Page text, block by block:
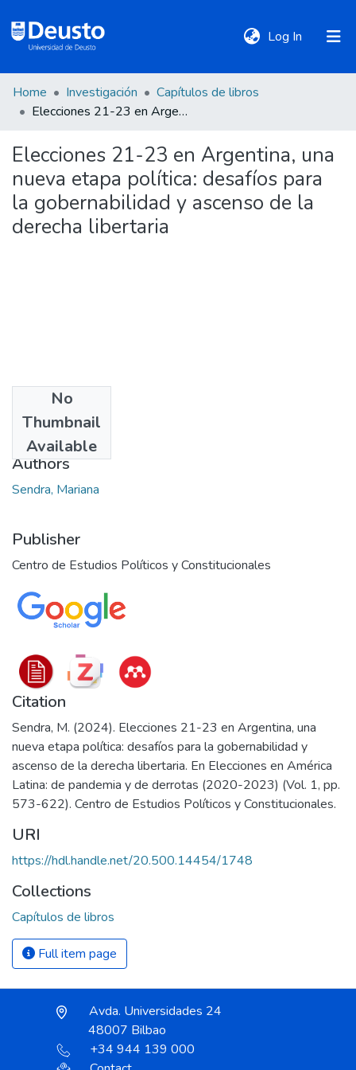
Log In (current)
DeustoTeka
Communities
&
Collections
Home Investigación
Capítulos de libros
Elecciones 21-23 en Argentina, una nueva etapa política: desafíos para la gobernabilidad y ascenso de la derecha libertaria
Elecciones 21-23 en Argentina, una
nueva etapa política: desafíos para
la gobernabilidad y ascenso de la
derecha libertaria
No
Thumbnail
Available
2024
Authors
Sendra, Mariana
Publisher
Centro de Estudios Políticos y Constitucionales
Citation
Sendra, M. (2024). Elecciones 21-23 en Argentina, una
nueva etapa política: desafíos para la gobernabilidad y
ascenso de la derecha libertaria. En Elecciones en América
Latina: de pandemia y de derrotas (2020-2023) (Vol. 1, pp.
573-622). Centro de Estudios Políticos y Constitucionales.
URI
https://hdl.handle.net/20.500.14454/1748
Collections
Capítulos de libros
Full item page
Avda. Universidades 24
48007 Bilbao
+34 944 139 000